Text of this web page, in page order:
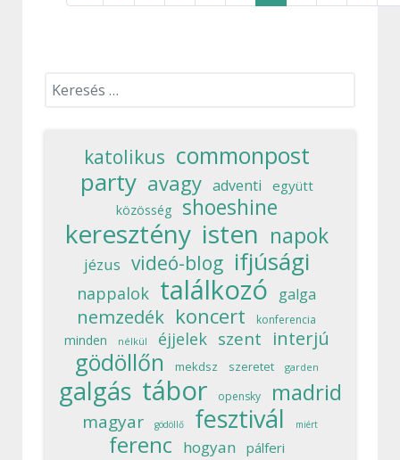
Keresés...
katolikus commonpost
party avagy adventi együtt
közösség shoeshine
keresztény isten napok
jézus videó-blog ifjúsági
nappalok találkozó galga
nemzedék koncert konferencia
minden nélkül éjjelek szent interjú
gödöllőn mekdsz szeretet garden
galgás tábor opensky madrid
magyar gödöllő fesztivál miért
ferenc hogyan pálferi